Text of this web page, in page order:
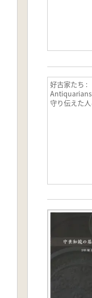
好古家たち :
Antiquarians
守り伝えた人